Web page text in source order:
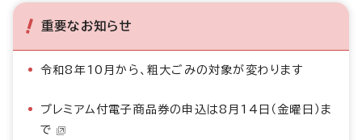
重要なお知らせ
令和8年10月から、粗大ごみの対象が変わります
プレミアム付電子商品券の申込は8月14日（金曜日）ま
で